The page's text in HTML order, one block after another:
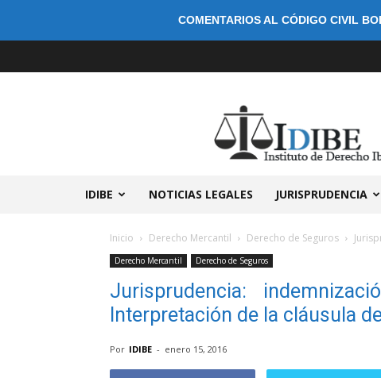
COMENTARIOS AL CÓDIGO CIVIL
IDIBE NOTICIAS LEGALES JURISPRUDENCIA
Inicio Derecho Mercantil Derecho de Seguros
Derecho Mercantil Derecho de Seguros
Jurisprudencia:
Interpretación de la cláusula
Por IDIBE - enero 15, 2016